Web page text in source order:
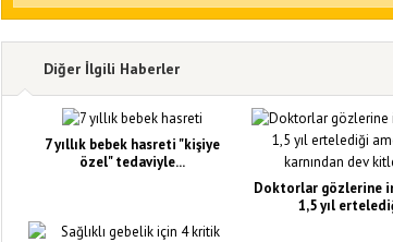
Diğer İlgili Haberler
7 yıllık bebek hasreti "kişiye
özel" tedaviyle...
Doktorlar gözlerine
1,5 yıl